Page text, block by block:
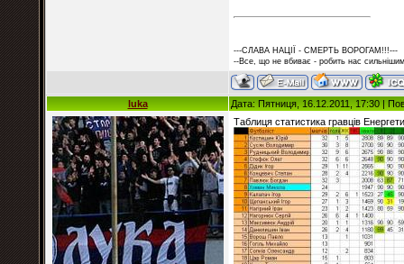
---СЛАВА НАЦІЇ - СМЕРТЬ ВОРОГАМ!!!---
--Все, що не вбиває - робить нас
luka Дата: Пятниця, 16.12.2011, 17:30 |
Таблиця статистика гравців